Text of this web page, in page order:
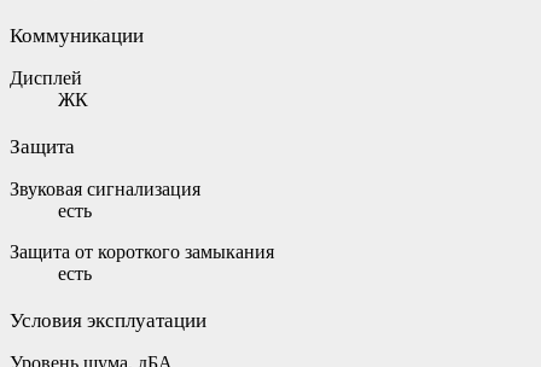
Коммуникации
Дисплей
ЖК
Защита
Звуковая сигнализация
есть
Защита от короткого замыкания
есть
Условия эксплуатации
Уровень шума, дБА